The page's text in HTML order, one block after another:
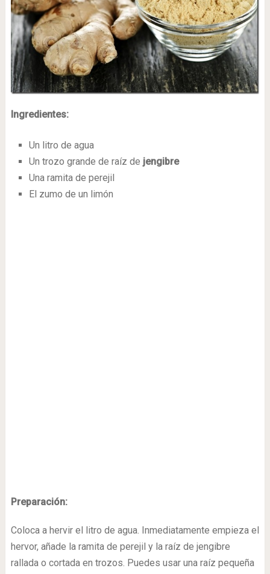
Ingredientes:
Un litro de agua
Un trozo grande de raíz de jengibre
Una ramita de perejil
El zumo de un limón
Preparación:
Coloca a hervir el litro de agua. Inmediatamente empieza el
hervor, añade la ramita de perejil y la raíz de jengibre
rallada o cortada en trozos. Puedes usar una raíz pequeña